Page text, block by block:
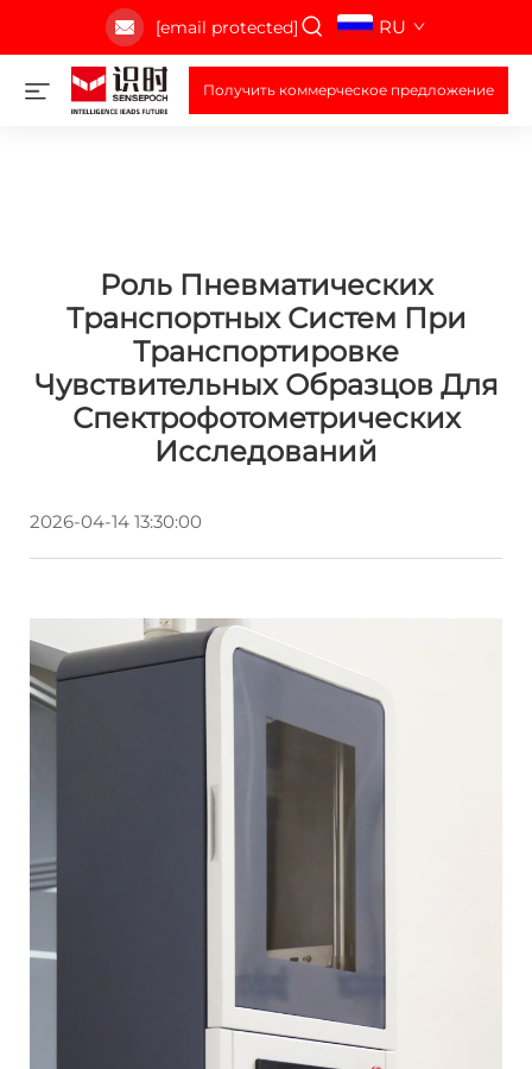
[email protected] RU
Получить коммерческое предложение
Роль Пневматических
Транспортных Систем При
Транспортировке
Чувствительных Образцов Для
Спектрофотометрических
Исследований
2026-04-14 13:30:00